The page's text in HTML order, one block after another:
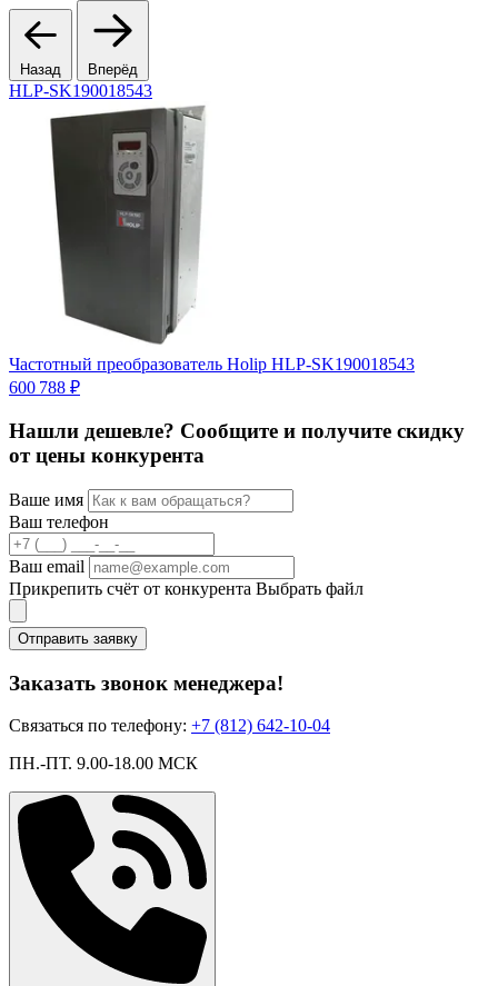
Назад Вперёд
HLP-SK190018543
Частотный преобразователь Holip HLP-SK190018543
600 788 ₽
Нашли дешевле? Сообщите и получите скидку
от цены конкурента
Ваше имя
Ваш телефон
Ваш email
Прикрепить счёт от конкурента Выбрать файл
Отправить заявку
Заказать звонок менеджера!
Связаться по телефону: +7 (812) 642-10-04
ПН.-ПТ. 9.00-18.00 МСК